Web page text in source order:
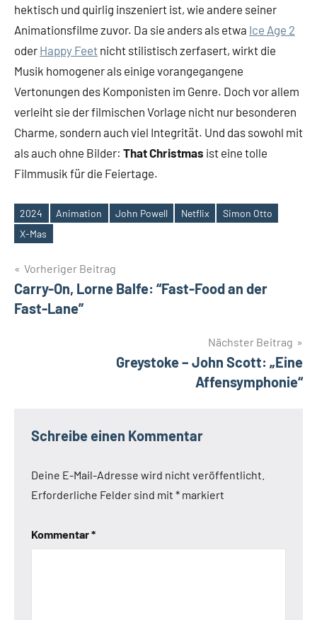
hektisch und quirlig inszeniert ist, wie andere seiner
Animationsfilme zuvor. Da sie anders als etwa Ice Age 2
oder Happy Feet nicht stilistisch zerfasert, wirkt die
Musik homogener als einige vorangegangene
Vertonungen des Komponisten im Genre. Doch vor allem
verleiht sie der filmischen Vorlage nicht nur besonderen
Charme, sondern auch viel Integrität. Und das sowohl mit
als auch ohne Bilder: That Christmas ist eine tolle
Filmmusik für die Feiertage.
Schlagwörter
2024 Animation John Powell Netflix
Simon Otto
X-Mas
Beitragsnavigation
Vorheriger Beitrag
Carry-On, Lorne Balfe: “Fast-Food an der
Fast-Lane”
Nächster Beitrag
Greystoke – John Scott: „Eine
Affensymphonie“
Schreibe einen Kommentar
Deine E-Mail-Adresse wird nicht veröffentlicht.
Erforderliche Felder sind mit * markiert
Kommentar*